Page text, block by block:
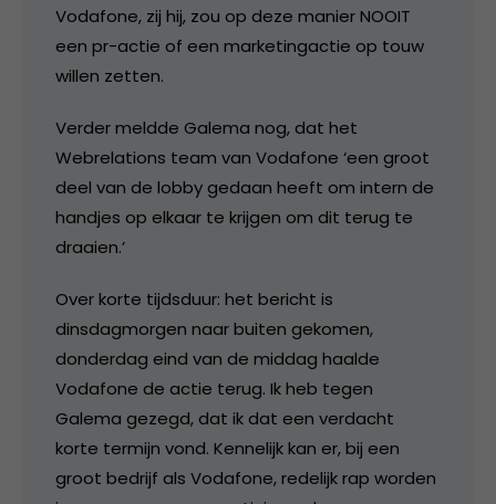
Vodafone, zij hij, zou op deze manier NOOIT
een pr-actie of een marketingactie op touw
willen zetten.
Verder meldde Galema nog, dat het
Webrelations team van Vodafone ‘een groot
deel van de lobby gedaan heeft om intern de
handjes op elkaar te krijgen om dit terug te
draaien.’
Over korte tijdsduur: het bericht is
dinsdagmorgen naar buiten gekomen,
donderdag eind van de middag haalde
Vodafone de actie terug. Ik heb tegen
Galema gezegd, dat ik dat een verdacht
korte termijn vond. Kennelijk kan er, bij een
groot bedrijf als Vodafone, redelijk rap worden